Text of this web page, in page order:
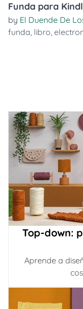
Funda para
by El Duende De
funda, libro,
Top-down:
Aprende a